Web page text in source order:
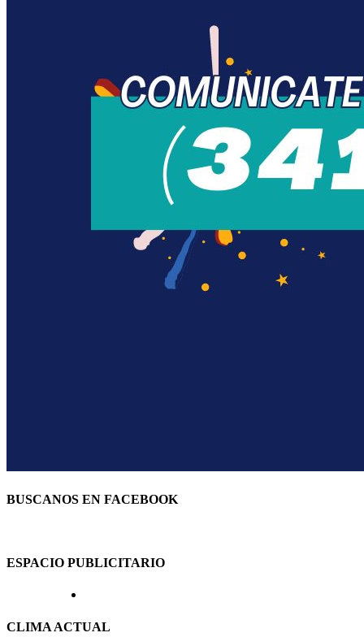
BUSCANOS EN FACEBOOK
ESPACIO PUBLICITARIO
CLIMA ACTUAL